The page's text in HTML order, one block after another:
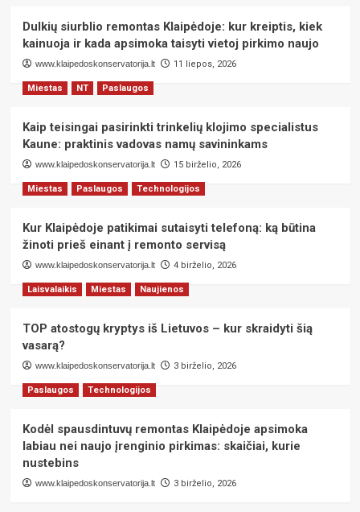
Lietuvai
Dulkių siurblio remontas Klaipėdoje: kur kreiptis, kiek
kainuoja ir kada apsimoka taisyti vietoj pirkimo naujo
www.klaipedoskonservatorija.lt 11 liepos, 2026
Miestas NT Paslaugos
Kaip teisingai pasirinkti trinkelių klojimo specialistus
Kaune: praktinis vadovas namų savininkams
www.klaipedoskonservatorija.lt 15 birželio, 2026
Miestas Paslaugos Technologijos
Kur Klaipėdoje patikimai sutaisyti telefoną: ką būtina
žinoti prieš einant į remonto servisą
www.klaipedoskonservatorija.lt 4 birželio, 2026
Laisvalaikis Miestas Naujienos
TOP atostogų kryptys iš Lietuvos – kur skraidyti šią
vasarą?
www.klaipedoskonservatorija.lt 3 birželio, 2026
Paslaugos Technologijos
Kodėl spausdintuvų remontas Klaipėdoje apsimoka
labiau nei naujo įrenginio pirkimas: skaičiai, kurie
nustebins
www.klaipedoskonservatorija.lt 3 birželio, 2026